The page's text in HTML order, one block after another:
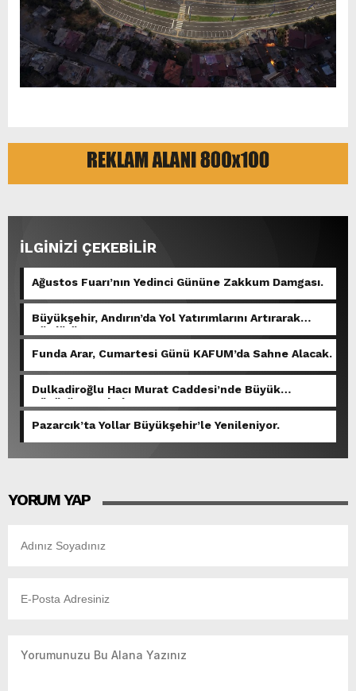
İLGİNİZİ ÇEKEBİLİR
Ağustos Fuarı’nın Yedinci Gününe Zakkum Damgası.
Büyükşehir, Andırın’da Yol Yatırımlarını Artırarak
Sürdürüyor.
Funda Arar, Cumartesi Günü KAFUM’da Sahne Alacak.
Dulkadiroğlu Hacı Murat Caddesi’nde Büyük
Dönüşüm Başladı.
Pazarcık’ta Yollar Büyükşehir’le Yenileniyor.
YORUM YAP